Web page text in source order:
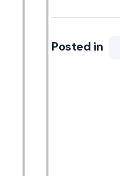
Posted in